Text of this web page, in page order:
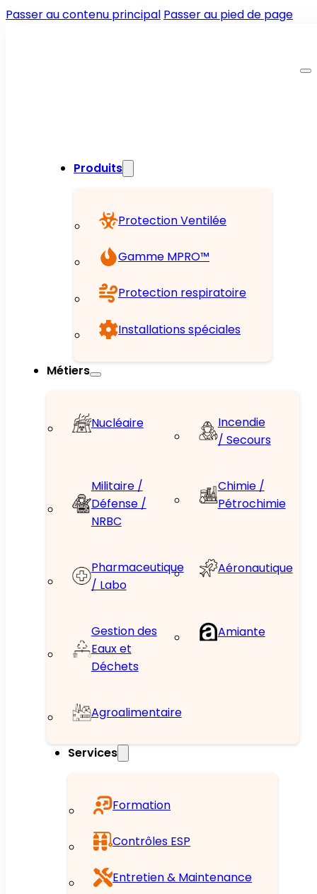
Passer au contenu principal Passer au pied de page
Produits
Protection Ventilée
Gamme MPRO™
Protection respiratoire
Installations spéciales
Métiers
Nucléaire
Incendie
/ Secours
Militaire /
Défense /
NRBC
Chimie /
Pétrochimie
Pharmaceutique
/ Labo
Aéronautique
Gestion des
Eaux et
Déchets
Amiante
Agroalimentaire
Services
Formation
Contrôles ESP
Entretien & Maintenance